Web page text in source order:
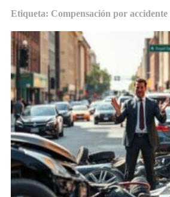
Etiqueta: Compensación por